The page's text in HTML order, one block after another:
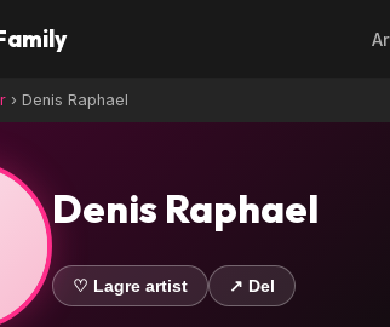
› Denis Raphael
Denis Raphael
♡ Lagre artist ↗ Del